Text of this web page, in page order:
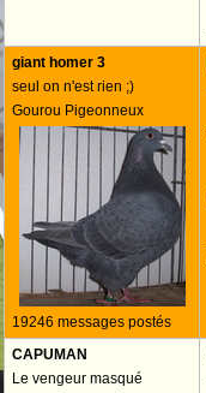
giant homer 3
seul on n'est rien ;)
Gourou Pigeonneux
19246 messages postés
CAPUMAN
Le vengeur masqué